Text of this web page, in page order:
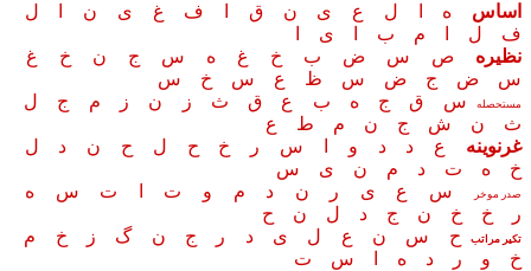
اساس ه ا ل ع ی ن ق ا ف غ ی ن ا ل
ف ل ا م ب ا ی ا
نظیرهص س ض ب خ غ ه س ج ن خ غ
س ض ج ض س ظ ع س خ س
مستحصله س ق ج ه ب ع ق ث ز ن ز م ج ل
ث ن ش ج ن م ط ع
غرنوینه
ع د د و ا س ر خ ح ل ح ن د ل
خ ه ت د م ن ی س
صدر موخر
س ع ی ر ن د م و ت ا ت س ه
ر خ خ ن ج د ل ن ح
تکیر مراتب
ح س ن ع ل ی د ر ج ن گ ز خ م
خ و ر د ه ا س ت